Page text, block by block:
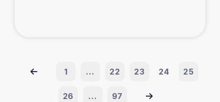
1 ... 22 23 24 25
26 ... 97